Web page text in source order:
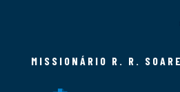
MISSIONÁRIO R. R.